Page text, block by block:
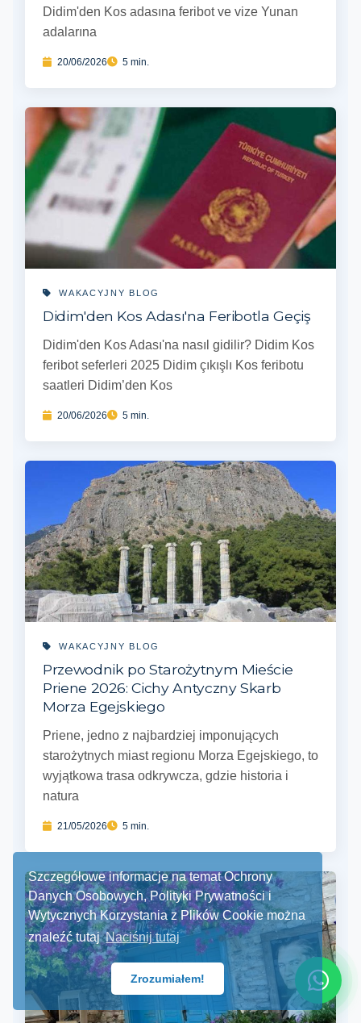
Szczegółowe informacje na temat Ochrony
Danych Osobowych, Polityki Prywatności i
Wytycznych Korzystania z Plików Cookie można
znaleźć tutajNaciśnij tutaj
Zrozumiałem!
Didim'den Kos adasına feribot ve vize Yunan
adalarına
20/06/2026 5 min.
WAKACYJNY BLOG
Didim'den Kos Adası'na Feribotla Geçiş
Didim'den Kos Adası'na nasıl gidilir? Didim Kos
feribot seferleri 2025 Didim çıkışlı Kos feribotu
saatleri Didim’den Kos
20/06/2026 5 min.
WAKACYJNY BLOG
Przewodnik po Starożytnym Mieście
Priene 2026: Cichy Antyczny Skarb
Morza Egejskiego
Priene, jedno z najbardziej imponujących
starożytnych miast regionu Morza Egejskiego, to
wyjątkowa trasa odkrywcza, gdzie historia i
natura
21/05/2026 5 min.